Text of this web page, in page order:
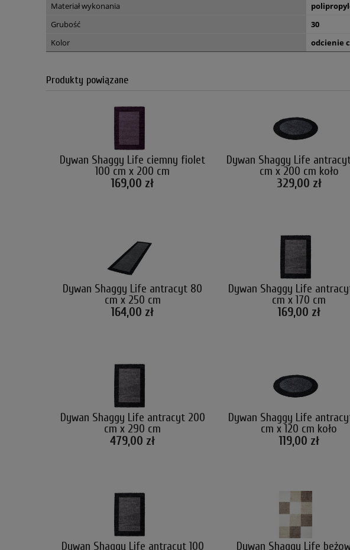
Materiał wykonania
Grubość
30
Kolor
odcienie
Produkty powiązane
Dywan Shaggy Life ciemny fiolet
100 cm x 200 cm
169,00 zł
Dywan Shaggy Life
cm x 200 cm koło
329,00 zł
Dywan Shaggy Life antracyt 80
cm x 250 cm
164,00 zł
Dywan Shaggy Life
cm x 170 cm
169,00 zł
Dywan Shaggy Life antracyt 200
cm x 290 cm
479,00 zł
Dywan Shaggy Life
cm x 120 cm koło
119,00 zł
Dywan Shaggy Life antracyt 100
Dywan Shaggy Life